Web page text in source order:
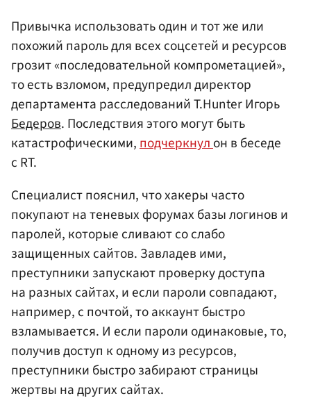
Привычка использовать один и тот же или
похожий пароль для всех соцсетей и ресурсов
грозит «последовательной компрометацией»,
то есть взломом, предупредил директор
департамента расследований T.Hunter Игорь
Бедеров. Последствия этого могут быть
катастрофическими,подчеркнулон в беседе
с RT.
Специалист пояснил, что хакеры часто
покупают на теневых форумах базы логинов и
паролей, которые сливают со слабо
защищенных сайтов. Завладев ими,
преступники запускают проверку доступа
на разных сайтах, и если пароли совпадают,
например, с почтой, то аккаунт быстро
взламывается. И если пароли одинаковые, то,
получив доступ к одному из ресурсов,
преступники быстро забирают страницы
жертвы на других сайтах.